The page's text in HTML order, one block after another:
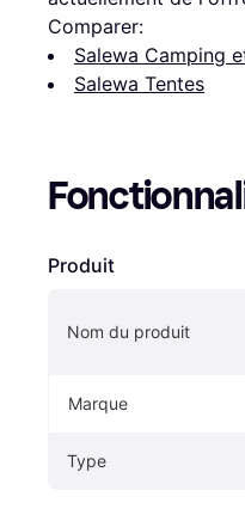
Comparer:
Salewa Camping
Salewa Tentes
Produit
Nom du produit
Marque
Type